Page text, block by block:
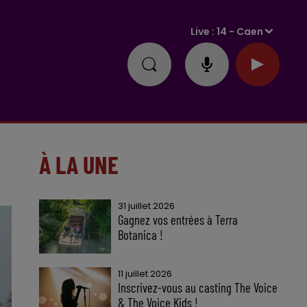
Live :14 - Caen
À LA UNE
31 juillet 2026
Gagnez vos entrées à Terra
Botanica !
11 juillet 2026
Inscrivez-vous au casting The Voice
& The Voice Kids !